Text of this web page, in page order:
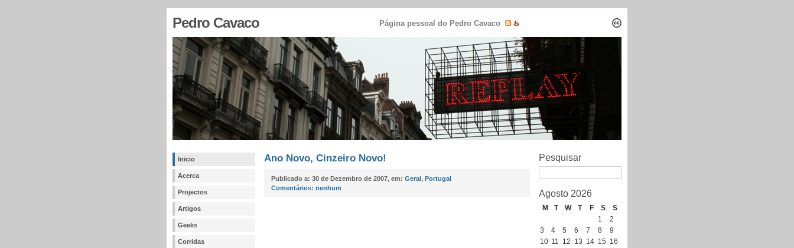
Pedro Cavaco Página pessoal do Pedro Cavaco
Inicio
Acerca
Projectos
Artigos
Geeks
Corridas
Pesquisar
Agosto 2026
M T W T F S S
1
2
3
4 5 6 7 8
9
10 11 12 13 14 15 16
Ano Novo, Cinzeiro Novo!
Publicado a: 30 de Dezembro de 2007, em: Geral, Portugal
Comentários: nenhum